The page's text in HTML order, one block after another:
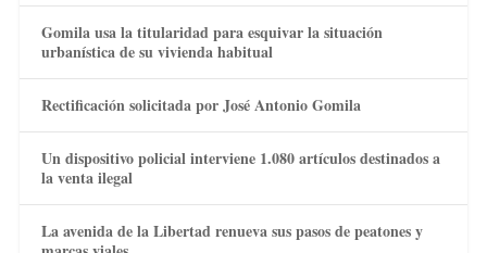
Gomila usa la titularidad para esquivar la situación
urbanística de su vivienda habitual
Rectificación solicitada por José Antonio Gomila
Un dispositivo policial interviene 1.080 artículos destinados a
la venta ilegal
La avenida de la Libertad renueva sus pasos de peatones y